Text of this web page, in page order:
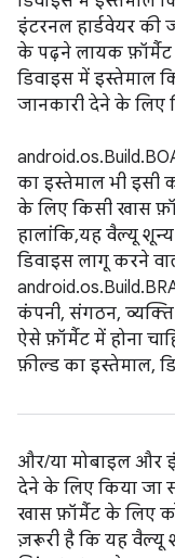
इंटरनल हार्डवेयर की
के पढ़ने लायक फ़ॉर्मैट
डिवाइस में इस्तेमाल
जानकारी देने के लिए
का इस्तेमाल भी इसी
के लिए किसी खास
हालांकि,यह वैल्यू शून्य
डिवाइस लागू करने
कंपनी, संगठन,
ऐसे फ़ॉर्मैट में होना
फ़ील्ड का इस्तेमाल,
और/या मोबाइल और
देने के लिए किया जा
खास फ़ॉर्मैट के लिए
ज़रूरी है कि यह वैल्यू